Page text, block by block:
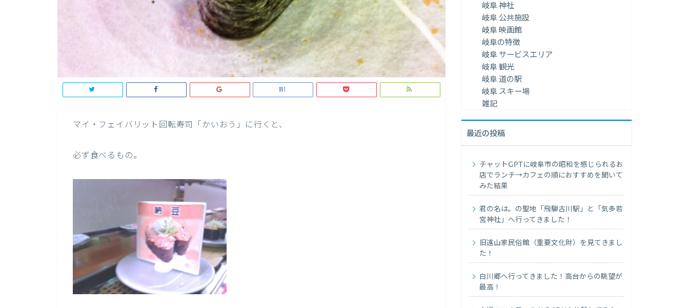
マイ・フェイバリット回転寿司「かいおう」に行くと、
必ず食べるもの。
岐阜 神社
岐阜 公共施設
岐阜 映画館
岐阜の特徴
岐阜 サービスエリア
岐阜 観光
岐阜 道の駅
岐阜 スキー場
雑記
最近の投稿
チャットGPTに岐阜市の昭和を感じられるお
店でランチ→カフェの順におすすめを聞いて
みた結果
君の名は。の聖地「飛騨古川駅」と「気多若
宮神社」へ行ってきました！
旧遠山家民俗館（重要文化財）を見てきまし
た！
白川郷へ行ってきました！高台からの眺望が
最高！